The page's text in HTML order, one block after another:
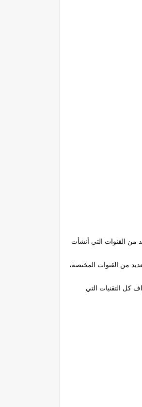
من القنوات التي أنشأت
من القنوات المختصة،
قناة التي تعلمك من الصفر إلى الإحتراف كل التقنيات التي